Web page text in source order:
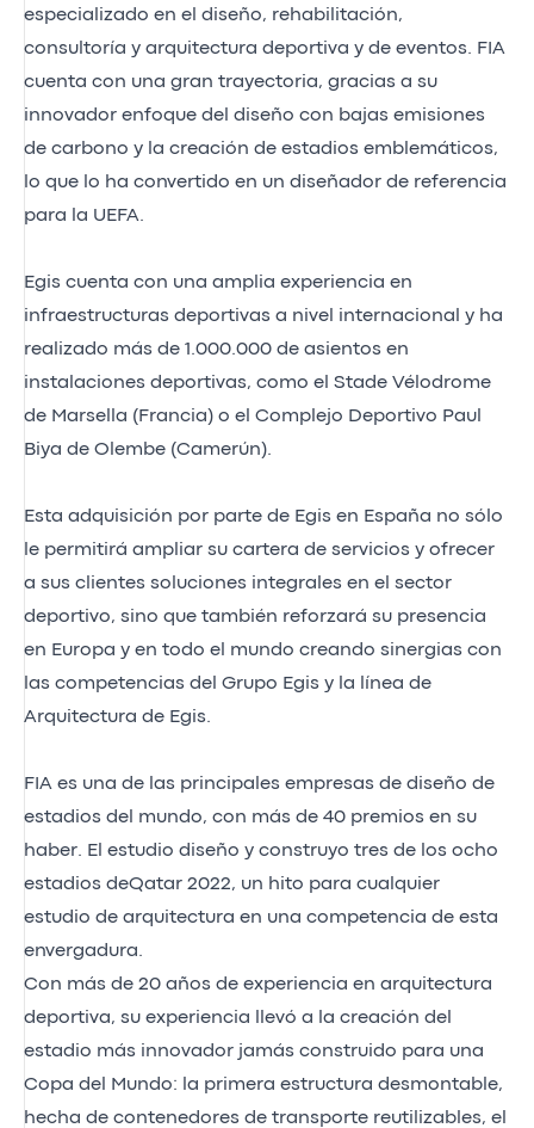
especializado en el diseño, rehabilitación,
consultoría y arquitectura deportiva y de eventos. FIA
cuenta con una gran trayectoria, gracias a su
innovador enfoque del diseño con bajas emisiones
de carbono y la creación de estadios emblemáticos,
lo que lo ha convertido en un diseñador de referencia
para la UEFA.
Egis cuenta con una amplia experiencia en
infraestructuras deportivas a nivel internacional y ha
realizado más de 1.000.000 de asientos en
instalaciones deportivas, como el Stade Vélodrome
de Marsella (Francia) o el Complejo Deportivo Paul
Biya de Olembe (Camerún).
Esta adquisición por parte de Egis en España no sólo
le permitirá ampliar su cartera de servicios y ofrecer
a sus clientes soluciones integrales en el sector
deportivo, sino que también reforzará su presencia
en Europa y en todo el mundo creando sinergias con
las competencias del Grupo Egis y la línea de
Arquitectura de Egis.
FIA es una de las principales empresas de diseño de
estadios del mundo, con más de 40 premios en su
haber. El estudio diseño y construyo tres de los ocho
estadios deQatar 2022, un hito para cualquier
estudio de arquitectura en una competencia de esta
envergadura.
Con más de 20 años de experiencia en arquitectura
deportiva, su experiencia llevó a la creación del
estadio más innovador jamás construido para una
Copa del Mundo: la primera estructura desmontable,
hecha de contenedores de transporte reutilizables, el